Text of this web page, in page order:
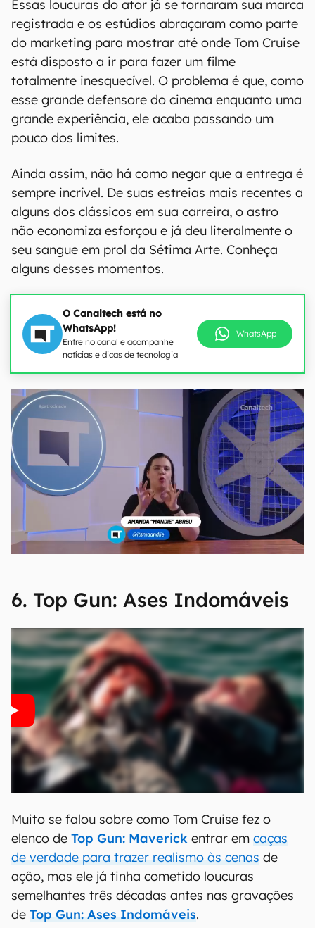
Essas loucuras do ator já se tornaram sua marca
registrada e os estúdios abraçaram como parte
do marketing para mostrar até onde Tom Cruise
está disposto a ir para fazer um filme
totalmente inesquecível. O problema é que, como
esse grande defensore do cinema enquanto uma
grande experiência, ele acaba passando um
pouco dos limites.
Ainda assim, não há como negar que a entrega é
sempre incrível. De suas estreias mais recentes a
alguns dos clássicos em sua carreira, o astro
não economiza esforçou e já deu literalmente o
seu sangue em prol da Sétima Arte. Conheça
alguns desses momentos.
O Canaltech está no
WhatsApp!
Entre no canal e acompanhe
notícias e dicas de tecnologia
WhatsApp
6. Top Gun: Ases Indomáveis
Muito se falou sobre como Tom Cruise fez o
elenco de Top Gun: Maverick entrar em caças
de verdade para trazer realismo às cenas de
ação, mas ele já tinha cometido loucuras
semelhantes três décadas antes nas gravações
de Top Gun: Ases Indomáveis.